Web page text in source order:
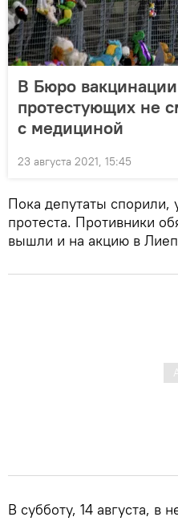
В Бюро
протестующих не
с медициной
23 августа 2021, 15:45
Пока депутаты спорили,
протеста. Противники
вышли и на акцию в
В субботу, 14 августа, в